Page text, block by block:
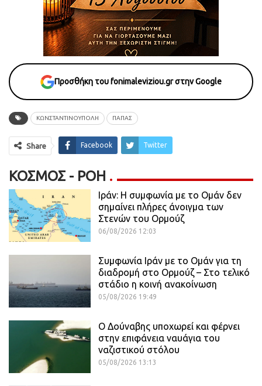
Προσθήκη του fonimaleviziou.gr στην Google
ΚΩΝΣΤΑΝΤΙΝΟΥΠΟΛΗ ΠΑΠΑΣ
Share Facebook Twitter
ΚΌΣΜΟΣ - ΡΟΗ
Ιράν: Η συμφωνία με το Ομάν δεν
σημαίνει πλήρες άνοιγμα των
Στενών του Ορμούζ
06/08/2026 12:03
Συμφωνία Ιράν με το Ομάν για τη
διαδρομή στο Ορμούζ – Στο τελικό
στάδιο η κοινή ανακοίνωση
05/08/2026 19:49
Ο Δούναβης υποχωρεί και φέρνει
στην επιφάνεια ναυάγια του
ναζιστικού στόλου
05/08/2026 13:13